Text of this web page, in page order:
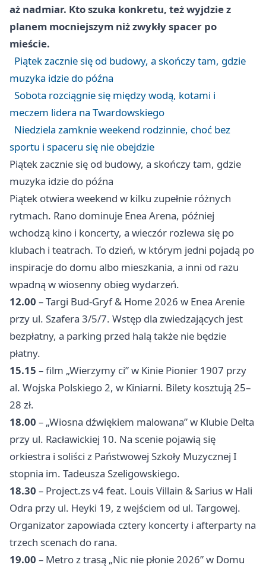
aż nadmiar. Kto szuka konkretu, też wyjdzie z
planem mocniejszym niż zwykły spacer po
mieście.
Piątek zacznie się od budowy, a skończy tam, gdzie
muzyka idzie do późna
Sobota rozciągnie się między wodą, kotami i
meczem lidera na Twardowskiego
Niedziela zamknie weekend rodzinnie, choć bez
sportu i spaceru się nie obejdzie
Piątek zacznie się od budowy, a skończy tam, gdzie
muzyka idzie do późna
Piątek otwiera weekend w kilku zupełnie różnych
rytmach. Rano dominuje Enea Arena, później
wchodzą kino i koncerty, a wieczór rozlewa się po
klubach i teatrach. To dzień, w którym jedni pojadą po
inspiracje do domu albo mieszkania, a inni od razu
wpadną w wiosenny obieg wydarzeń.
12.00 – Targi Bud-Gryf & Home 2026 w Enea Arenie
przy ul. Szafera 3/5/7. Wstęp dla zwiedzających jest
bezpłatny, a parking przed halą także nie będzie
płatny.
15.15 – film „Wierzymy ci” w Kinie Pionier 1907 przy
al. Wojska Polskiego 2, w Kiniarni. Bilety kosztują 25–
28 zł.
18.00 – „Wiosna dźwiękiem malowana” w Klubie Delta
przy ul. Racławickiej 10. Na scenie pojawią się
orkiestra i soliści z Państwowej Szkoły Muzycznej I
stopnia im. Tadeusza Szeligowskiego.
18.30 – Project.zs v4 feat. Louis Villain & Sarius w Hali
Odra przy ul. Heyki 19, z wejściem od ul. Targowej.
Organizator zapowiada cztery koncerty i afterparty na
trzech scenach do rana.
19.00 – Metro z trasą „Nic nie płonie 2026” w Domu